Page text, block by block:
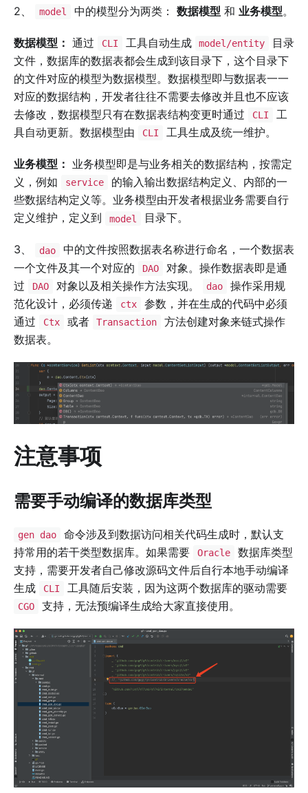
2、 model 中的模型分为两类： 数据模型 和 业务模型。
数据模型： 通过 CLI 工具自动生成 model/entity
目录
文件，数据库的数据表都会生成到该目录下，这个目录下
的文件对应的模型为数据模型。数据模型即与数据表一一
对应的数据结构，开发者往往不需要去修改并且也不应该
去修改，数据模型只有在数据表结构变更时通过
CLI
工
具自动更新。数据模型由
CLI 工具生成及统一维护。
业务模型： 业务模型即是与业务相关的数据结构，按需定
义，例如
service
的输入输出数据结构定义、内部的一
些数据结构定义等。业务模型由开发者根据业务需要自行
定义维护，定义到
model 目录下。
3、 dao
中的文件按照数据表名称进行命名，一个数据表
一个文件及其一个对应的
DAO
对象。操作数据表即是通
过
DAO 对象以及相关操作方法实现。 dao
操作采用规
范化设计，必须传递
ctx
参数，并在生成的代码中必须
通过
Ctx 或者 Transaction
方法创建对象来链式操作
数据表。
注意事项
需要手动编译的数据库类型
gen dao
命令涉及到数据访问相关代码生成时，默认支
持常用的若干类型数据库。如果需要
Oracle
数据库类型
支持，需要开发者自己修改源码文件后自行本地手动编译
生成
CLI 工具随后安装，因为这两个数据库的驱动需要
CGO 支持，无法预编译生成给大家直接使用。